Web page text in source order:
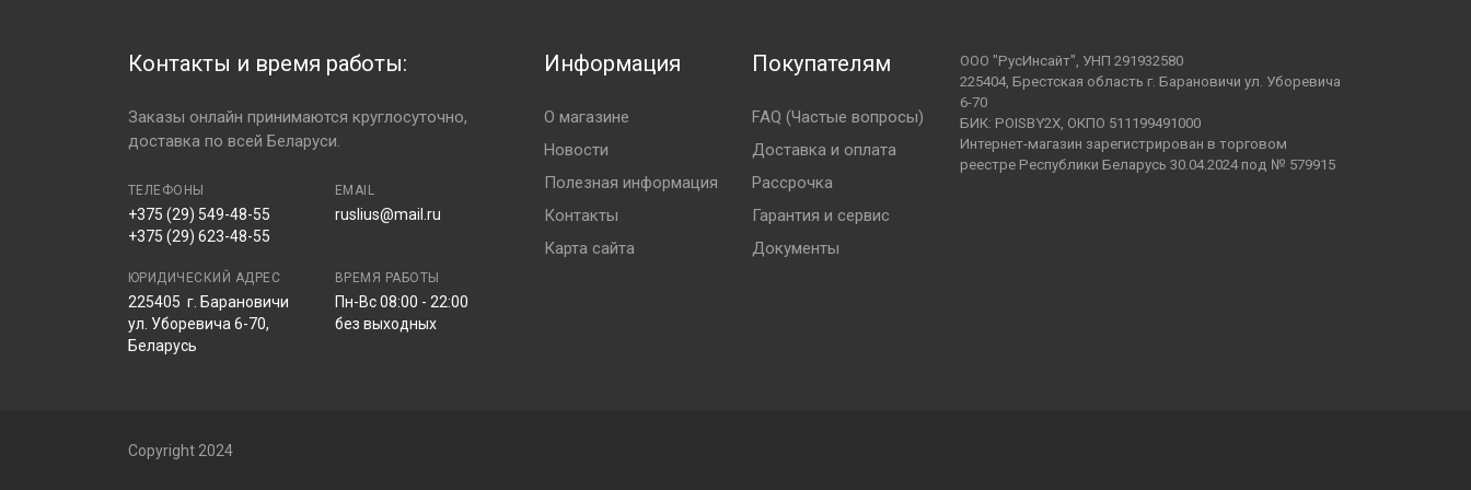
Способ гермитизации бескамерные
Индекс скорости
Индекс нагрузки
Шипы возможность ошиповки
Run flat Нет данных
Вес Нет данных
Маркировка M+S / 3PMSF
Евроэтикетка:
предварительно свяжется с вами для подтверждения точного времени и места доставки.
При получении заказаклиент получает:
Кассовый чек;
Скидку на шиномонтаж 30% (действует в г. Барановичи).
Контакты и время работы:
Заказы онлайн принимаются круглосуточно,
доставка по всей Беларуси.
ТЕЛЕФОНЫ
+375 (29) 549-48-55
+375 (29) 623-48-55
EMAIL
ruslius@mail.ru
ЮРИДИЧЕСКИЙ АДРЕС
225405 г. Барановичи
ул. Уборевича 6-70,
Беларусь
ВРЕМЯ РАБОТЫ
Пн-Вс 08:00 - 22:00
без выходных
Информация
О магазине
Новости
Полезная информация
Контакты
Карта сайта
Покупателям
FAQ (Частые вопросы)
Доставка и оплата
Рассрочка
Гарантия и сервис
Документы
ООО "РусИнсайт", УНП 291932580
225404, Брестская область г. Барановичи ул. Уборевича
6-70
БИК: POISBY2X, ОКПО 511199491000
Интернет-магазин зарегистрирован в торговом
реестре Республики Беларусь 30.04.2024 под № 579915
Copyright 2024